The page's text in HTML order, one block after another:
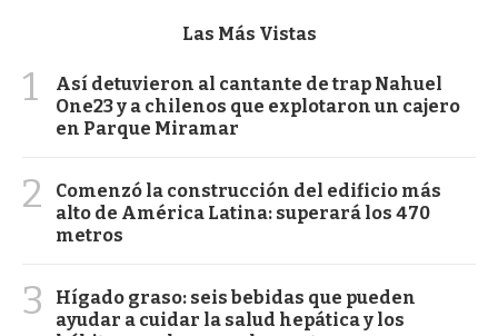
Las Más Vistas
1
Así detuvieron al cantante de trap Nahuel
One23 y a chilenos que explotaron un cajero
en Parque Miramar
2
Comenzó la construcción del edificio más
alto de América Latina: superará los 470
metros
3
Hígado graso: seis bebidas que pueden
ayudar a cuidar la salud hepática y los